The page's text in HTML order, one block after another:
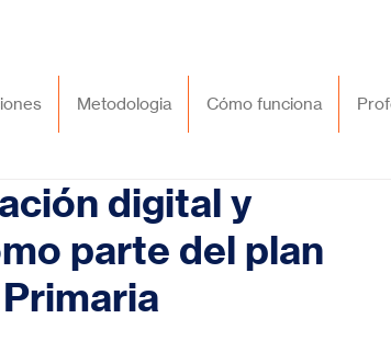
Metodologia Cómo funciona
digital y
parte del plan